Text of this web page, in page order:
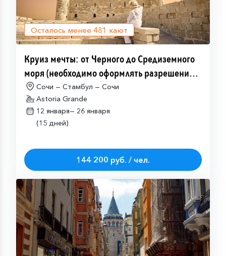
Осталось менее 481 кают
Круиз мечты: от Черного до Средиземного
моря (необходимо оформлять разрешение
на посещение Израиля (ETA-IL)
Сочи — Стамбул — Сочи
Astoria Grande
12 января— 26 января
(15 дней)
144 200 руб. / чел.